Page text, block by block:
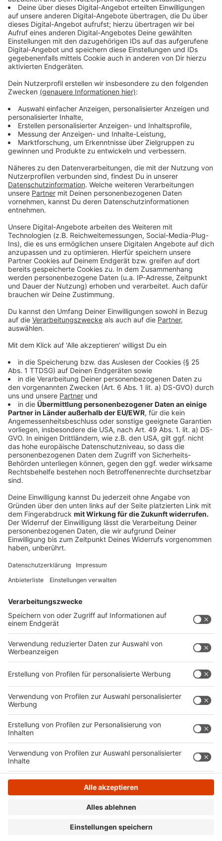
Die SozialstiftungNRW feiert in diesem Jahr ihr 50-
jähriges Jubiläum. Zu diesem besonderen Anlass stellt
sie für die Umsetzung des Projekts "Wir sind STARK!"
insgesamt 5 Millionen Euro in Nordrhein-Westfalen zur
Verfügung. Gemeinsam mit der Aktion Lichtblicke e. V.
und den NRW-Lokalradios riefen sie im Frühjahr 2024
Organisationen der Freien Wohlpflege NRW auf, sich
mit ihren Ideen und Projekten um die bereitgestellten
Fördermittel zu bewerben. Die Einreichungen innerhalb
der Bewerbungsphase waren zahlreich.
Anzeige
Das ist das Projekt Wir sind STARK!
Anzeige
Soziale Ungleichheit, Armut, das Erleben von
Diskriminierung und Gewalt, die Bedrohung durch
Antisemitismus oder Fluchterfahrungen können den
Alltag von Kindern und Jugendlichen sehr prägen und
tiefe seelische Narben hinterlassen. Mit dem Sommer-
Spezial "Wir sind STARK!" wollen die Aktion Lichtblicke
und die SozialstiftungNRW den jüngsten Mitgliedern
unserer Gesellschaft durch positive Angebote und
Aktivitäten neue Handlungsmöglichkeiten eröffnen
und ihr Selbstbewusstsein nachhaltig stärken.
Vielen Dank für die zahlreichen Projektideen! Die
Antragsfrist ist am 30.06.2024 um 16 Uhr geendet. Sie
werden nun bearbeitet. Alle Projekte werden
anschließend über den Status der jeweiligen
Bewerbung informiert.
Anzeige
Die 0-Euro-Scheine von Atze Schröder und
Herbert Grönemeyer
Anzeige
Exklusiv, hochwertig und streng limitiert – das sind die
0-Euro-Scheine – designt von Stars für die
Unterstützer der Aktion Lichtblicke.
Zum Jubiläum gibt es dieses Mal sogar zwei Editionen.
Diese einzigartigen 0-Euro-Scheine sind streng
limitiert und daher sehr exklusiv.
Anzeige
Anzeige
Anzeige